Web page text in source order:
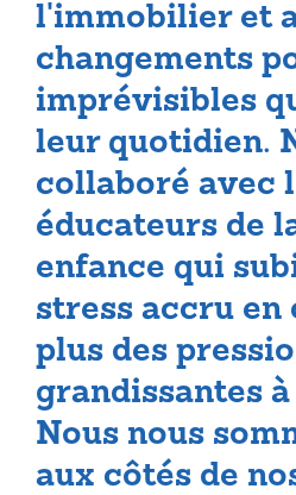
l'immobilier et
changements
imprévisibles
leur quotidien.
collaboré avec
éducateurs de
enfance qui
stress accru en
plus des
grandissantes
Nous nous
aux côtés de